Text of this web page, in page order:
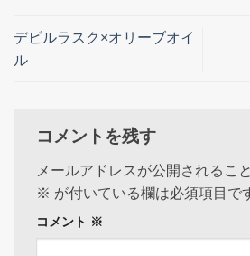
デビルラスク×オリーブオイ
ル
コメントを残す
メールアドレスが公開されるこ
※ が付いている欄は必須項目で
コメント ※